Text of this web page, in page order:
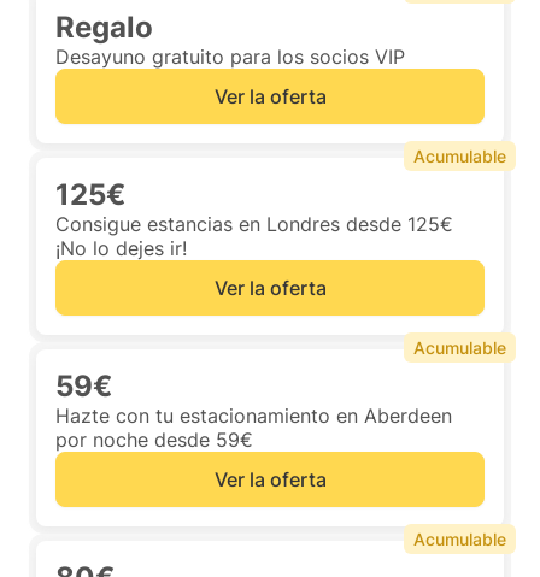
Regalo
Desayuno gratuito para los socios VIP
Ver la oferta
125€
Consigue estancias en Londres desde 125€
¡No lo dejes ir!
Ver la oferta
Acumulable
59€
Hazte con tu estacionamiento en Aberdeen
por noche desde 59€
Ver la oferta
Acumulable
Acumulable